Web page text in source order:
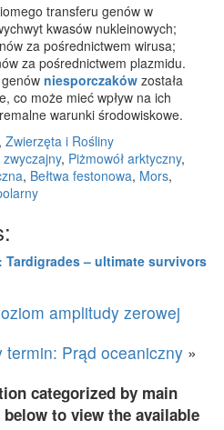
transferu genów w
kwasów nukleinowych;
za pośrednictwem wirusa;
za pośrednictwem plazmidu.
niesporczaków została
co może mieć wpływ na ich
warunki środowiskowe.
Zwierzęta i Rośliny
, Piżmowół arktyczny,
, Bełtwa festonowa, Mors,
Tardigrades – ultimate survivors
amplitudy zerowej
termin: Prąd oceaniczny »
categorized by main
to view the available